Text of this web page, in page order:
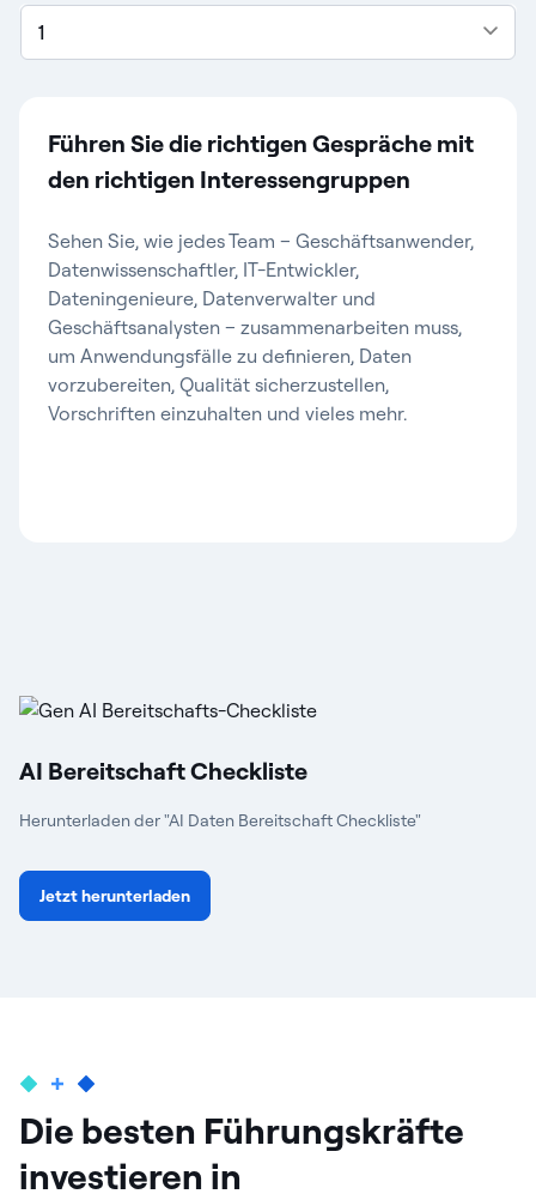
1
Führen Sie die richtigen Gespräche mit
den richtigen Interessengruppen
Sehen Sie, wie jedes Team – Geschäftsanwender,
Datenwissenschaftler, IT-Entwickler,
Dateningenieure, Datenverwalter und
Geschäftsanalysten – zusammenarbeiten muss,
um Anwendungsfälle zu definieren, Daten
vorzubereiten, Qualität sicherzustellen,
Vorschriften einzuhalten und vieles mehr.
AI Bereitschaft Checkliste
Herunterladen der"AI Daten Bereitschaft Checkliste"
Jetzt herunterladen
Die besten Führungskräfte
investieren in